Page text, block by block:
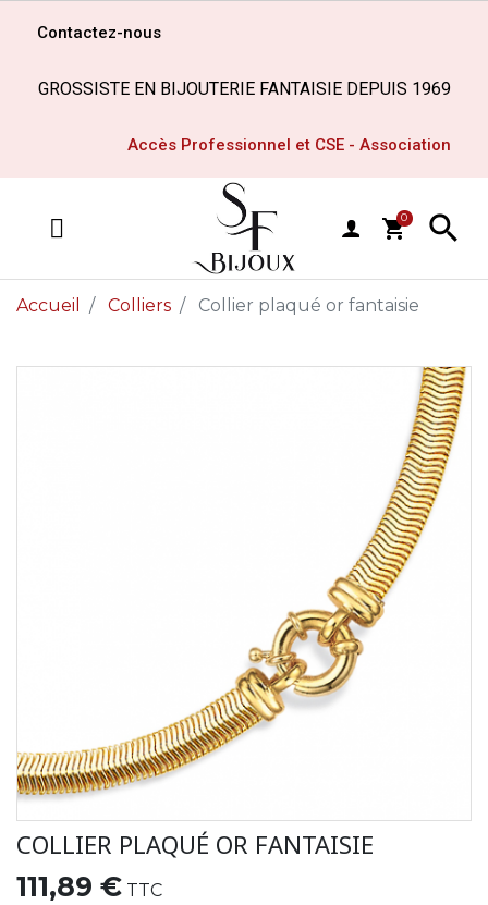
Contactez-nous
GROSSISTE EN BIJOUTERIE FANTAISIE DEPUIS 1969
Accès Professionnel et CSE - Association
shopping_cart
0 
Accueil Colliers Collier plaqué or fantaisie
COLLIER PLAQUÉ OR FANTAISIE
111,89 € TTC